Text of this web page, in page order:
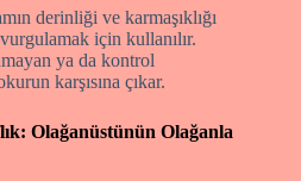
derinliği ve karmaşıklığı
için kullanılır.
ya da kontrol
karşısına çıkar.
Olağanüstünün Olağanla